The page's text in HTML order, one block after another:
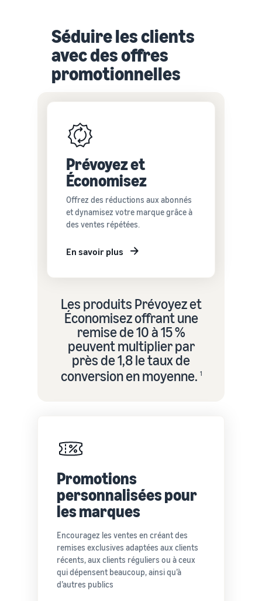
Séduire les clients
avec des offres
promotionnelles
Prévoyez et
Économisez
Offrez des réductions aux abonnés
et dynamisez votre marque grâce à
des ventes répétées.
En savoir plus
Les produits Prévoyez et
Économisez offrant une
remise de 10 à 15 %
peuvent multiplier par
près de 1,8 le taux de
conversion en moyenne. 1
Promotions
personnalisées pour
les marques
Encouragez les ventes en créant des
remises exclusives adaptées aux clients
récents, aux clients réguliers ou à ceux
qui dépensent beaucoup, ainsi qu’à
d’autres publics